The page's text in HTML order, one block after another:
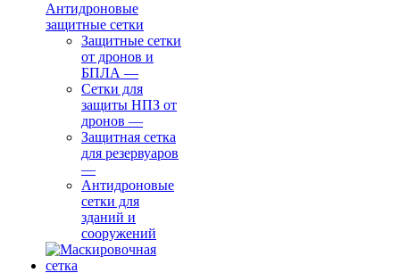
Антидроновые
защитные сетки
Защитные сетки
от дронов и
БПЛА —
Сетки для
защиты НПЗ от
дронов —
Защитная сетка
для резервуаров
—
Антидроновые
сетки для
зданий и
сооружений